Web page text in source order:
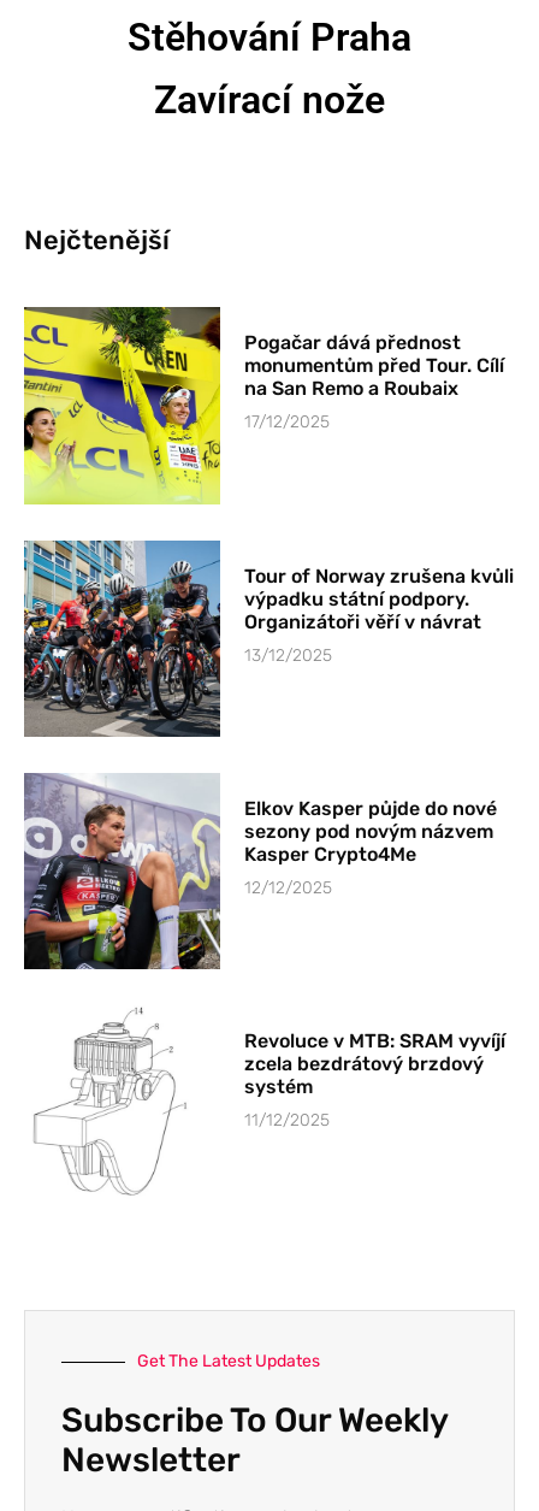
Stěhování Praha
Zavírací nože
Nejčtenější
Pogačar dává přednost
monumentům před Tour. Cílí
na San Remo a Roubaix
17/12/2025
Tour of Norway zrušena kvůli
výpadku státní podpory.
Organizátoři věří v návrat
13/12/2025
Elkov Kasper půjde do nové
sezony pod novým názvem
Kasper Crypto4Me
12/12/2025
Revoluce v MTB: SRAM vyvíjí
zcela bezdrátový brzdový
systém
11/12/2025
Get The Latest Updates
Subscribe To Our Weekly
Newsletter